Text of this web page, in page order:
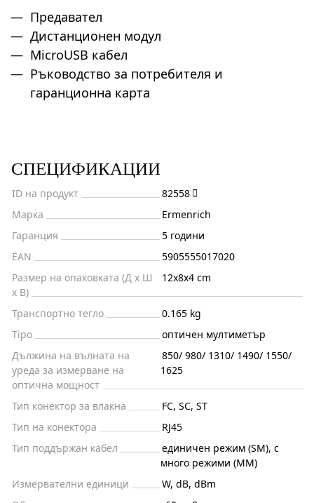
Предавател
Дистанционен модул
MicroUSB кабел
Ръководство за потребителя и
гаранционна карта
СПЕЦИФИКАЦИИ
ID на продукт
82558
Марка
Ermenrich
Гаранция
5 години
EAN
5905555017020
Размер на опаковката (Д x Ш
x В)
12x8x4 cm
Транспортно тегло
0.165 kg
Tipo
оптичен мултиметър
Дължина на вълната на
уреда за измерване на
оптична мощност
850/ 980/ 1310/ 1490/ 1550/
1625
Тип конектор за влакна
FC, SC, ST
Тип на конектора
RJ45
Тип поддържан кабел
единичен режим (SM), с
много режими (MM)
Измервателни единици
W, dB, dBm